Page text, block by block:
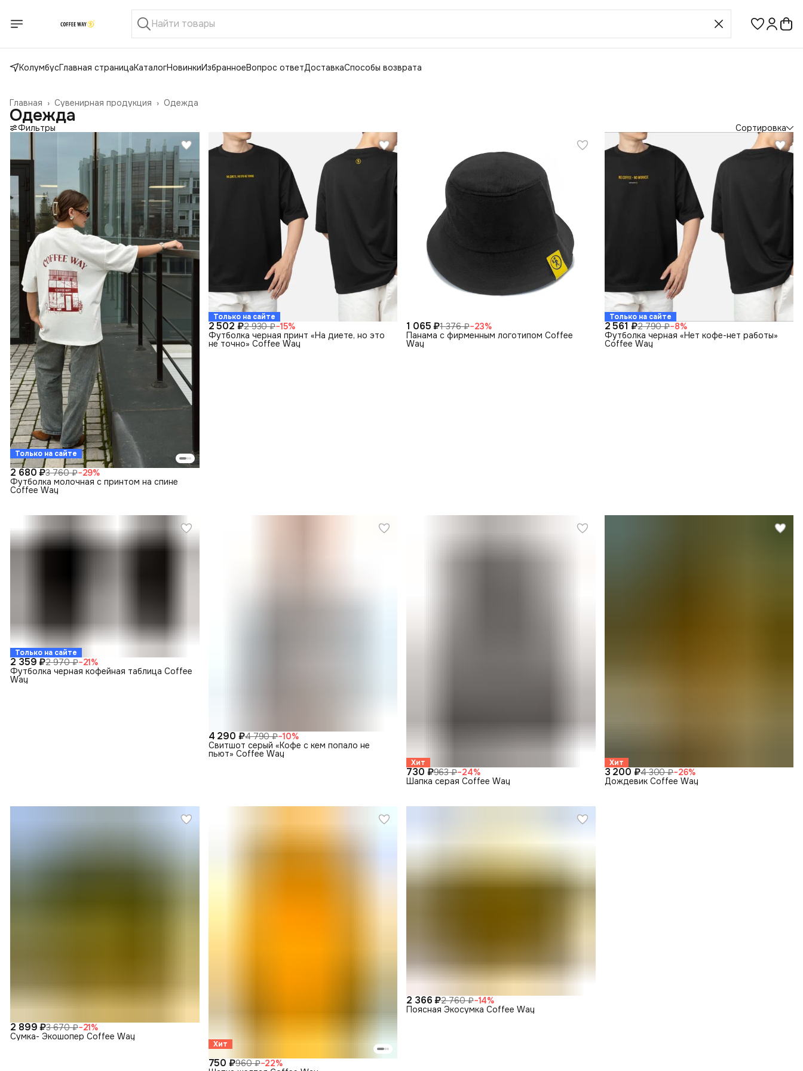
КолумбусГлавная страницаКаталогНовинкиИзбранноеВопрос ответДоставкаСпособы возврата
Одежда
Сувенирная продукция ›
Главная ›
Одежда
Фильтры Сортировка
Только на сайте
2 680 ₽3 760 ₽−29%
Футболка молочная с принтом на спине
Coffee Way
Только на сайте
2 502 ₽2 930 ₽−15%
Футболка черная принт «На диете, но это
не точно» Coffee Way
1 065 ₽1 376 ₽−23%
Панама с фирменным логотипом Coffee
Way
Только на сайте
2 561 ₽2 790 ₽−8%
Футболка черная «Нет кофе-нет работы»
Coffee Way
Только на сайте
2 359 ₽2 970 ₽−21%
Футболка черная кофейная таблица Coffee
Way
4 290 ₽4 790 ₽−10%
Свитшот серый «Кофе с кем попало не
пьют» Coffee Way
Хит
730 ₽963 ₽−24%
Шапка серая Coffee Way
Хит
3 200 ₽4 300 ₽−26%
Дождевик Coffee Way
2 899 ₽3 670 ₽−21%
Сумка- Экошопер Coffee Way
Хит
750 ₽960 ₽−22%
2 366 ₽2 760 ₽−14%
Поясная Экосумка Coffee Way